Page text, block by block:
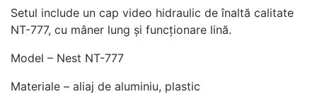
Setul include un cap video hidraulic de înaltă calitate
NT-777, cu mâner lung și funcționare lină.
Model – Nest NT-777
Materiale – aliaj de aluminiu, plastic